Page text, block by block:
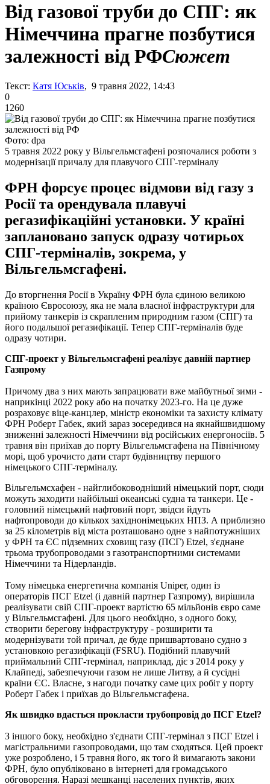
Від газової труби до СПГ: як
Німеччина прагне позбутися
залежності від РФСюжет
Текст: Катя Юськів, 9 травня 2022, 14:43
0
1260
Фото: dpa
5 травня 2022 року у Вільгельмсгафені розпочалися роботи з
модернізації причалу для плавучого СПГ-терміналу
ФРН форсує процес відмови від газу з
Росії та орендувала плавучі
регазифікаційні установки. У країні
заплановано запуск одразу чотирьох
СПГ-терміналів, зокрема, у
Вільгельмсгафені.
До вторгнення Росії в Україну ФРН була єдиною великою
країною Євросоюзу, яка не мала власної інфраструктури для
прийому танкерів із скрапленим природним газом (СПГ) та
його подальшої регазифікації. Тепер СПГ-терміналів буде
одразу чотири.
СПГ-проект у Вільгельмсгафені реалізує давній партнер
Газпрому
Причому два з них мають запрацювати вже майбутньої зими -
наприкінці 2022 року або на початку 2023-го. На це дуже
розраховує віце-канцлер, міністр економіки та захисту клімату
ФРН Роберт Габек, який зараз зосередився на якнайшвидшому
зниженні залежності Німеччини від російських енергоносіїв. 5
травня він приїхав до порту Вільгельмсгафена на Північному
морі, щоб урочисто дати старт будівництву першого
німецького СПГ-терміналу.
Вільгельмсхафен - найглибоководніший німецький порт, сюди
можуть заходити найбільші океанські судна та танкери. Це -
головний німецький нафтовий порт, звідси йдуть
нафтопроводи до кількох західнонімецьких НПЗ. А приблизно
за 25 кілометрів від міста розташовано одне з найпотужніших
у ФРН та ЄС підземних сховищ газу (ПСГ) Etzel, з'єднане
трьома трубопроводами з газотранспортними системами
Німеччини та Нідерландів.
Тому німецька енергетична компанія Uniper, один із
операторів ПСГ Etzel (і давній партнер Газпрому), вирішила
реалізувати свій СПГ-проект вартістю 65 мільйонів євро саме
у Вільгельмсгафені. Для цього необхідно, з одного боку,
створити берегову інфраструктуру - розширити та
модернізувати той причал, де буде пришвартовано судно з
установкою регазифікації (FSRU). Подібний плавучий
приймальний СПГ-термінал, наприклад, діє з 2014 року у
Клайпеді, забезпечуючи газом не лише Литву, а й сусідні
країни ЄС. Власне, з нагоди початку саме цих робіт у порту
Роберт Габек і приїхав до Вільгельмсгафена.
Як швидко вдасться прокласти трубопровід до ПСГ Etzel?
З іншого боку, необхідно з'єднати СПГ-термінал з ПСГ Etzel і
магістральними газопроводами, що там сходяться. Цей проект
уже розроблено, і 5 травня його, як того й вимагають закони
ФРН, було опубліковано в інтернеті для громадського
обговорення. Наразі мешканці населених пунктів, яких